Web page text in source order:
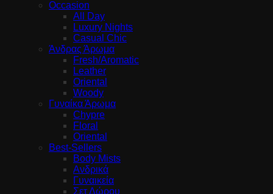
Occasion
All Day
Luxury Nights
Casual Chic
Άνδρας Άρωμα
Fresh/Aromatic
Leather
Oriental
Woody
Γυναίκα Άρωμα
Chypre
Floral
Oriental
Best-Sellers
Body Mists
Ανδρικά
Γυναικεία
Σετ Δώρου